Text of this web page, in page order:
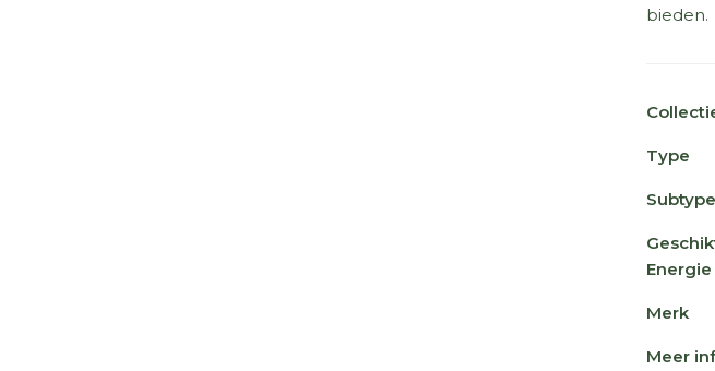
bieden.
Type
Subtype
Energie
Merk
Meer